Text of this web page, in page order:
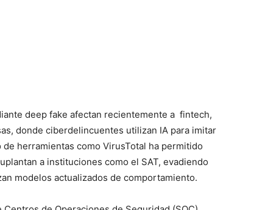
deep fake afectan recientemente a fintech,
donde ciberdelincuentes utilizan IA para imitar
herramientas como VirusTotal ha permitido
a instituciones como el SAT, evadiendo
modelos actualizados de comportamiento.